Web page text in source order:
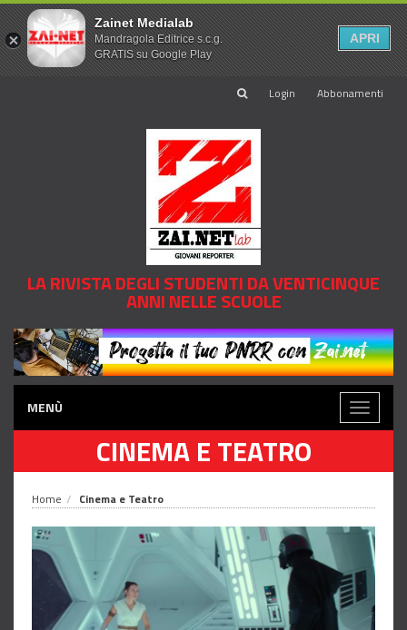
Login Abbonamenti
LA RIVISTA DEGLI STUDENTI DA VENTICINQUE
ANNI NELLE SCUOLE
MENÙ
Toggle
CINEMA E TEATRO
Home Cinema e Teatro
Zainet Medialab
Mandragola Editrice s.c.g.
GRATIS su Google Play
APRI